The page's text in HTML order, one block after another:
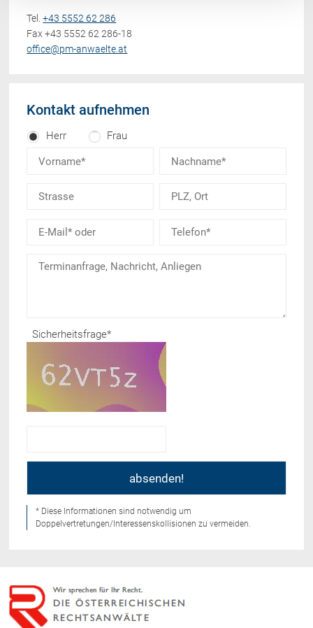
Tel.+43 5552 62 286
Fax +43 5552 62 286-18
office@pm-anwaelte.at
Kontakt aufnehmen
Herr Frau
Sicherheitsfrage*
* Diese Informationen sind notwendig um
Doppelvertretungen/Interessenskollisionen zu vermeiden.